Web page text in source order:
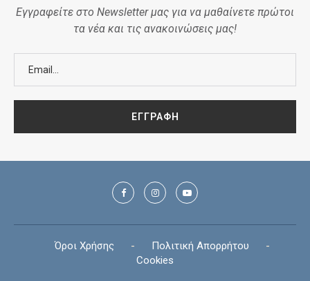
Εγγραφείτε στο Newsletter μας για να μαθαίνετε πρώτοι
τα νέα και τις ανακοινώσεις μας!
Όροι Χρήσης - Πολιτική Απορρήτου
-
Cookies